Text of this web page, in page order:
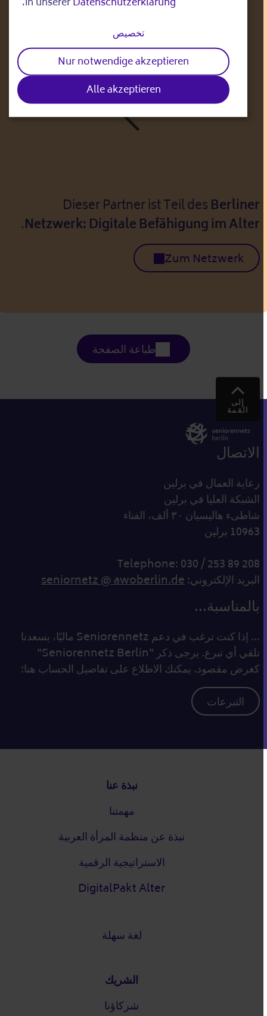
Dieser Partner ist Teil desBerliner
Netzwerk: Digitale Befähigung im Alter
.
Zum Netzwerk
طباعة الصفحة
إلى
القمة
الاتصال
رعاية العمال في برلين
الشبكة العليا في برلين
شاطىء هاليسيان ٣٠ ألف، الفناء
10963 برلين
Telephone: 030 / 253 89 208
البريد الإلكتروني:seniornetz @ awoberlin.de
بالمناسبة...
... إذا كنت ترغب في دعم Seniorennetz ماليًا، يسعدنا
تلقي أي تبرع. يرجى ذكر "Seniorennetz Berlin"
كغرض مقصود. يمكنك الاطلاع على تفاصيل الحساب هنا:
التبرعات
نبذة عنا
مهمتنا
نبذة عن منظمة المرأة العربية
الاستراتيجية الرقمية
DigitalPakt Alter
لغة سهلة
الشريك
شركاؤنا
تخصيص
Nur notwendige akzeptieren
Alle akzeptieren